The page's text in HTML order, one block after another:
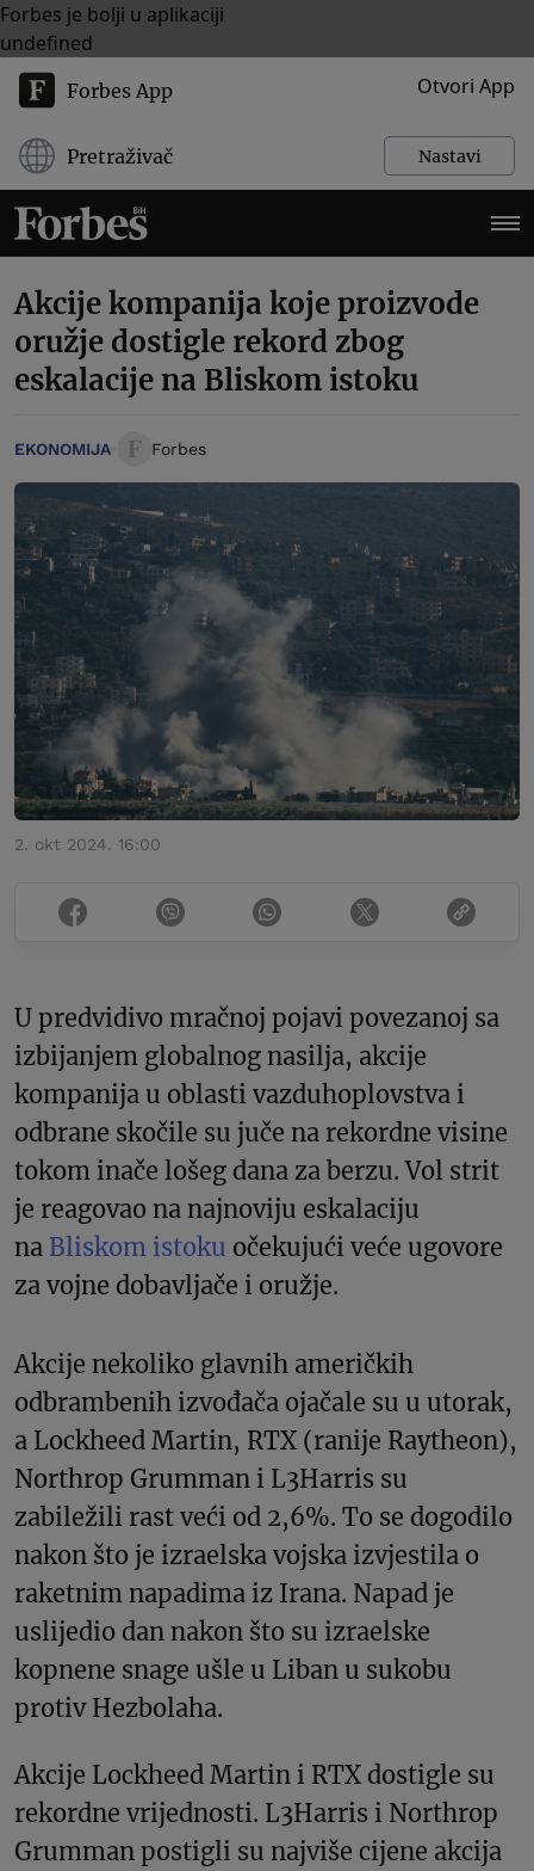
Forbes je bolji u aplikaciji
undefined
Forbes App Otvori App
Pretraživač Nastavi
Akcije kompanija koje proizvode
oružje dostigle rekord zbog
eskalacije na Bliskom istoku
EKONOMIJA Forbes
2. okt 2024. 16:00
U predvidivo mračnoj pojavi povezanoj sa
izbijanjem globalnog nasilja, akcije
kompanija u oblasti vazduhoplovstva i
odbrane skočile su juče na rekordne visine
tokom inače lošeg dana za berzu. Vol strit
je reagovao na najnoviju eskalaciju
na Bliskom istoku očekujući veće ugovore
za vojne dobavljače i oružje.
Akcije nekoliko glavnih američkih
odbrambenih izvođača ojačale su u utorak,
a Lockheed Martin, RTX (ranije Raytheon),
Northrop Grumman i L3Harris su
zabiležili rast veći od 2,6%. To se dogodilo
nakon što je izraelska vojska izvjestila o
raketnim napadima iz Irana. Napad je
uslijedio dan nakon što su izraelske
kopnene snage ušle u Liban u sukobu
protiv Hezbolaha.
Akcije Lockheed Martin i RTX dostigle su
rekordne vrijednosti. L3Harris i Northrop
Grumman postigli su najviše cijene akcija